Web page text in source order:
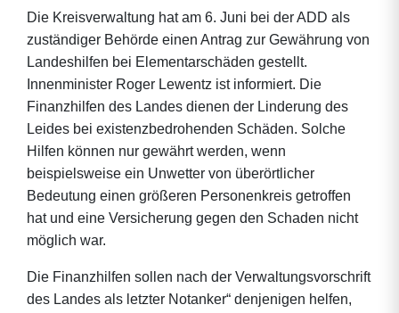
Die Kreisverwaltung hat am 6. Juni bei der ADD als
zuständiger Behörde einen Antrag zur Gewährung von
Landeshilfen bei Elementarschäden gestellt.
Innenminister Roger Lewentz ist informiert. Die
Finanzhilfen des Landes dienen der Linderung des
Leides bei existenzbedrohenden Schäden. Solche
Hilfen können nur gewährt werden, wenn
beispielsweise ein Unwetter von überörtlicher
Bedeutung einen größeren Personenkreis getroffen
hat und eine Versicherung gegen den Schaden nicht
möglich war.
Die Finanzhilfen sollen nach der Verwaltungsvorschrift
des Landes als letzter Notanker“ denjenigen helfen,